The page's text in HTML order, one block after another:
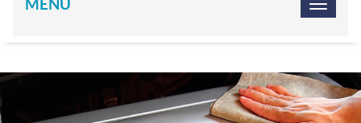
MENU